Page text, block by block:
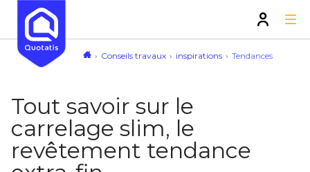
Conseils travaux inspirations Tendances
Tout savoir sur le
carrelage slim, le
revêtement tendance